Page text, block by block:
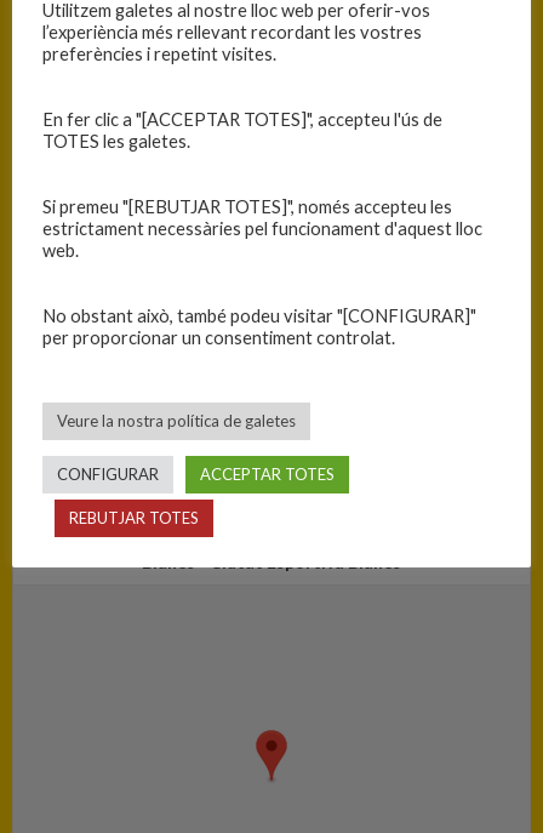
#SomPanteres
Data Hora Competició Temporada
2024-25
Equip
C.B.U. Lloret
PISTA
Utilitzem galetes al nostre lloc web per oferir-vos
l’experiència més rellevant recordant les vostres
preferències i repetint visites.
En fer clic a "[ACCEPTAR TOTES]", accepteu l'ús de
TOTES les galetes.
Si premeu "[REBUTJAR TOTES]", només accepteu les
estrictament necessàries pel funcionament d'aquest lloc
web.
No obstant això, també podeu visitar "[CONFIGURAR]"
per proporcionar un consentiment controlat.
Veure la nostra política de galetes
CONFIGURAR ACCEPTAR TOTES
REBUTJAR TOTES